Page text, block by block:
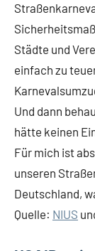
Städte und
einfach zu
Und dann
hätte keinen
Für mich ist
unseren
Deutschland,
Quelle: NIUS